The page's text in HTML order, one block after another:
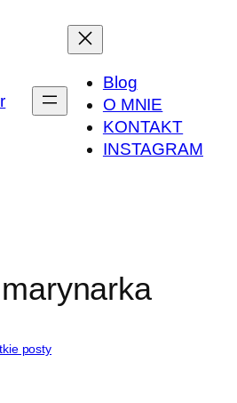
Blog
O MNIE
KONTAKT
INSTAGRAM
posty